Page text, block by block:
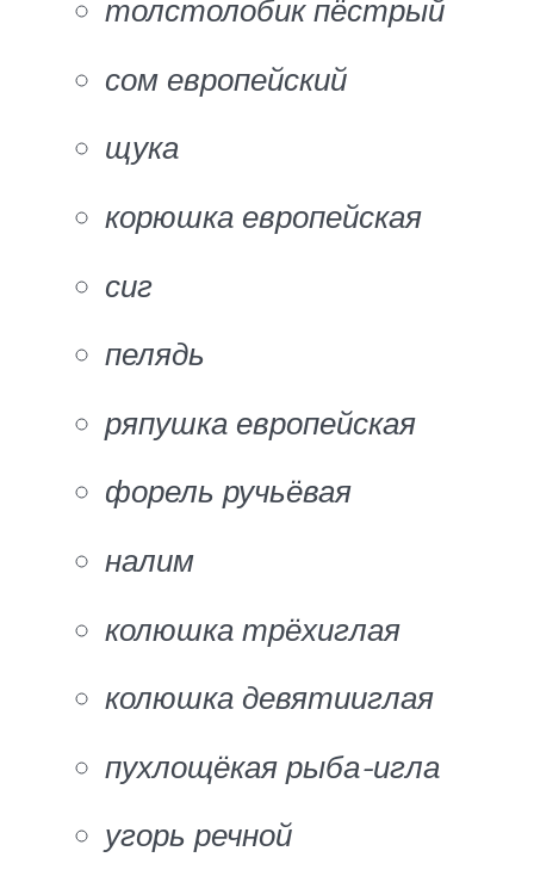
толстолобик пёстрый
сом европейский
щука
корюшка европейская
сиг
пелядь
ряпушка европейская
форель ручьёвая
налим
колюшка трёхиглая
колюшка девятииглая
пухлощёкая рыба-игла
угорь речной